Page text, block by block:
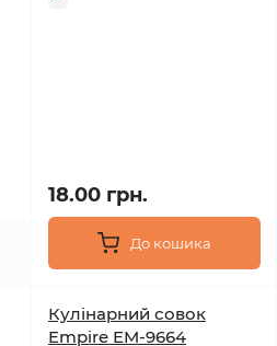
18.00 грн.
До кошика
Кулінарний совок
Empire EM-9664